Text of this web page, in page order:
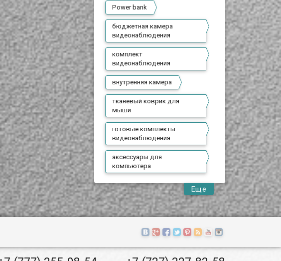
Power bank
бюджетная камера
видеонаблюдения
комплект
видеонаблюдения
внутренняя камера
тканевый коврик для
мыши
готовые комплекты
видеонаблюдения
аксессуары для
компьютера
Еще